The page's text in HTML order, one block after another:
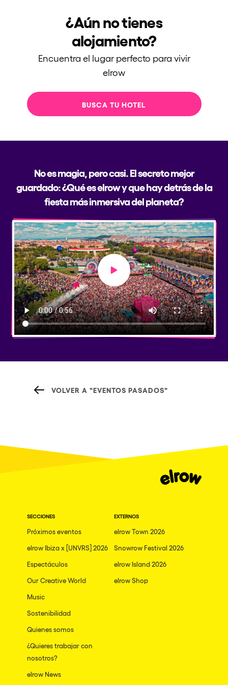
Quienes somos
¿Quieres trabajar con nosotros?
elrow News
Síguenos en tiktok
Síguenos en facebook
Síguenos en instagram
Síguenos en twitter
Síguenos en linkedin
Síguenos en youtube
¿Aún no tienes
alojamiento?
Encuentra el lugar perfecto para vivir
elrow
BUSCA TU HOTEL
No es magia, pero casi. El secreto mejor
guardado: ¿Qué es elrow y que hay detrás de la
fiesta más inmersiva del planeta?
Play video
VOLVER A "EVENTOS PASADOS"
SECCIONES
Próximos eventos
elrow Ibiza x [UNVRS] 2026
Espectáculos
Our Creative World
Music
Sostenibilidad
Quienes somos
¿Quieres trabajar con
nosotros?
elrow News
EXTERNOS
elrow Town 2026
Snowrow Festival 2026
elrow Island 2026
elrow Shop